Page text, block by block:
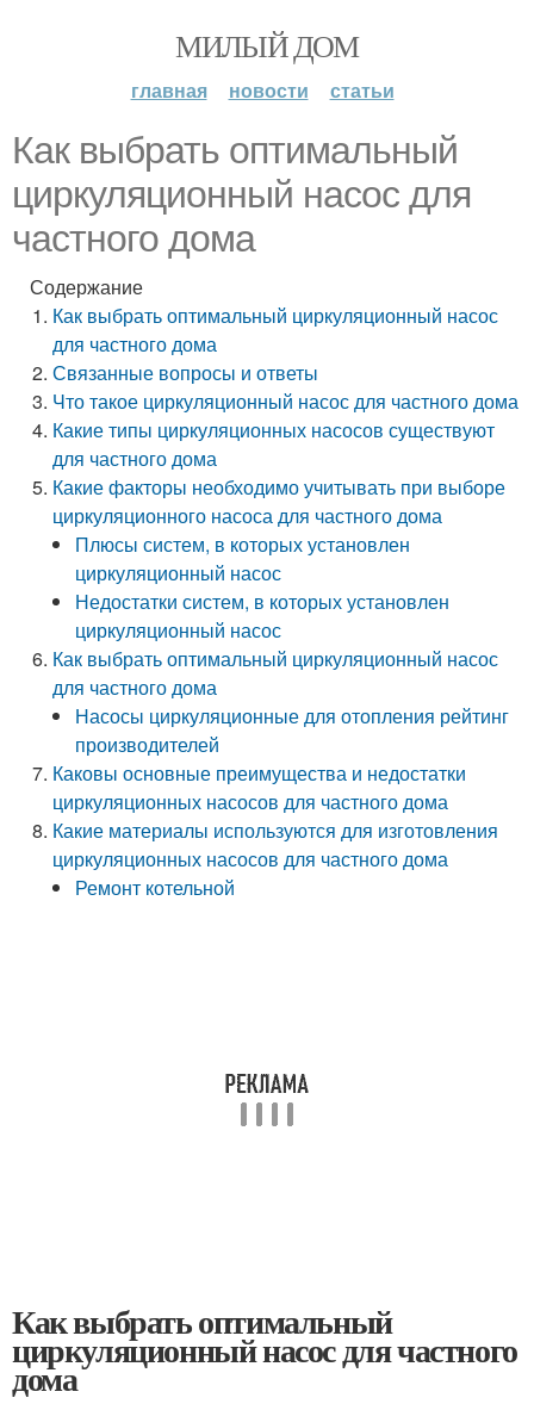
МИЛЫЙ ДОМ
главная новости статьи
Как выбрать оптимальный
циркуляционный насос для
частного дома
Содержание
Как выбрать оптимальный циркуляционный насос
для частного дома
Связанные вопросы и ответы
Что такое циркуляционный насос для частного дома
Какие типы циркуляционных насосов существуют
для частного дома
Какие факторы необходимо учитывать при выборе
циркуляционного насоса для частного дома
Плюсы систем, в которых установлен
циркуляционный насос
Недостатки систем, в которых установлен
циркуляционный насос
Как выбрать оптимальный циркуляционный насос
для частного дома
Насосы циркуляционные для отопления рейтинг
производителей
Каковы основные преимущества и недостатки
циркуляционных насосов для частного дома
Какие материалы используются для изготовления
циркуляционных насосов для частного дома
Ремонт котельной
Как выбрать оптимальный
циркуляционный насос для частного
дома